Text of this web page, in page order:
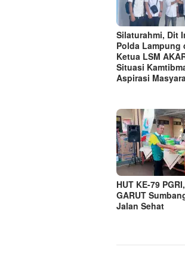
Silaturahmi, Dit
Polda Lampung
Ketua LSM
Situasi
Aspirasi
HUT KE-79
GARUT
Jalan Sehat